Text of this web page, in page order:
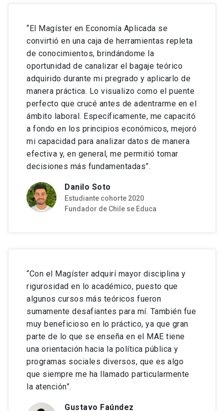
BECAL – Programa Nacional de Becas
“Carlos Antonio López”.
Programa Nacional de becas de excelencia
académica y emblema del Gobierno Paraguayo,
destinadas a egresados universitarios para
realizar estudios de postgrado en el exterior, con
el objetivo de aumentar el capital humano en
Paraguay.
mayor de becas de forma de enterar el monto
máximo asignado (por ejemplo, 3 becas de 60% o
4 becas de 45%) a alumnos provenientes del
programa Talento e Inclusión.3 La asignación de
esta beca se realizará en marzo y agosto de cada
año.
Tanto la Beca Dominique Hachette como la Beca
T&I cuentan con requisitos los cuales podrá
consultar a la Subdirección de Postgrado.
Además, en ambos casos los interesados
deberán presentar evaluación DASE.
“El Magíster en Economía Aplicada se
convirtió en una caja de herramientas repleta
de conocimientos, brindándome la
oportunidad de canalizar el bagaje teórico
adquirido durante mi pregrado y aplicarlo de
manera práctica. Lo visualizo como el puente
perfecto que crucé antes de adentrarme en el
ámbito laboral. Específicamente, me capacitó
a fondo en los principios económicos, mejoró
mi capacidad para analizar datos de manera
efectiva y, en general, me permitió tomar
decisiones más fundamentadas”.
Danilo Soto
Estudiante cohorte 2020
Fundador de Chile se Educa
“Con el Magíster adquirí mayor disciplina y
rigurosidad en lo académico, puesto que
algunos cursos más teóricos fueron
sumamente desafiantes para mí. También fue
muy beneficioso en lo práctico, ya que gran
parte de lo que se enseña en el MAE tiene
una orientación hacia la política pública y
programas sociales diversos, que es algo
que siempre me ha llamado particularmente
la atención”.
Gustavo Faúndez